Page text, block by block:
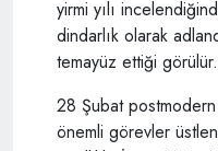
yirmi yılı
dindarlık olarak
temayüz ettiği görülür.
28 Şubat
önemli görevler